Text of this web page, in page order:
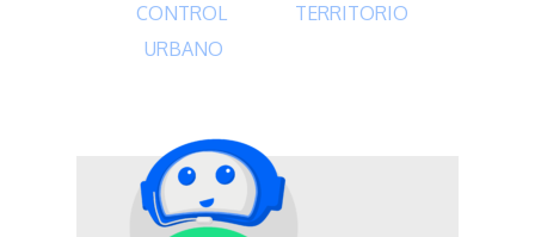
CONTROL
URBANO
TERRITORIO